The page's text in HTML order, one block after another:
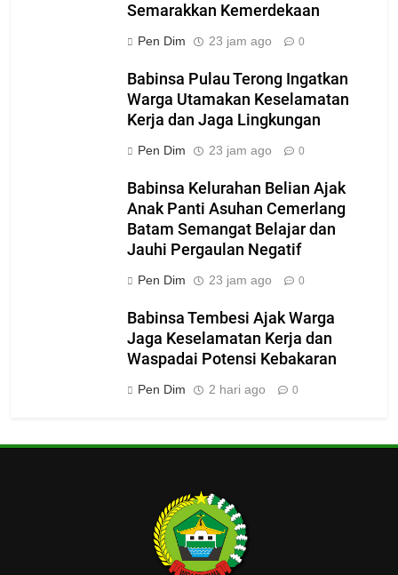
Semarakkan Kemerdekaan
Pen Dim 23 jam ago 0
Babinsa Pulau Terong Ingatkan
Warga Utamakan Keselamatan
Kerja dan Jaga Lingkungan
Pen Dim 23 jam ago 0
Babinsa Kelurahan Belian Ajak
Anak Panti Asuhan Cemerlang
Batam Semangat Belajar dan
Jauhi Pergaulan Negatif
Pen Dim 23 jam ago 0
Babinsa Tembesi Ajak Warga
Jaga Keselamatan Kerja dan
Waspadai Potensi Kebakaran
Pen Dim 2 hari ago 0